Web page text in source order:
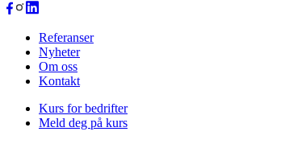
Referanser
Nyheter
Om oss
Kontakt
Kurs for bedrifter
Meld deg på kurs